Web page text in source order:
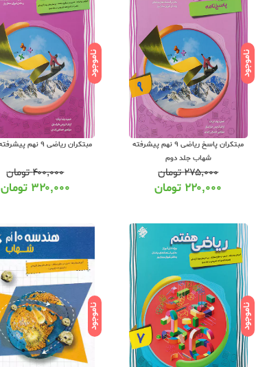
ناموجود
مبتکران پاسخ ریاضی 9 نهم پیشرفته
شهاب جلد دوم
۲۷۵,۰۰۰تومان
۲۲۰,۰۰۰ تومان
ناموجود
مبتکران ریاضی 9 نهم پیشرفته شهاب
۴۰۰,۰۰۰تومان
۳۲۰,۰۰۰ تومان
ناموجود ناموجود